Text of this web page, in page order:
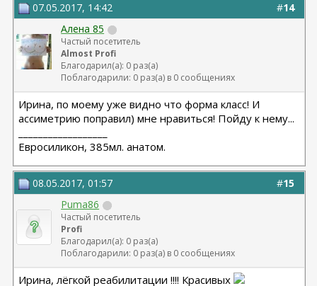
#14
07.05.2017, 14:42
Алена 85
Частый посетитель
Almost Profi
Благодарил(а): 0 раз(а)
Поблагодарили: 0 раз(а) в 0 сообщениях
Ирина, по моему уже видно что форма класс! И
ассиметрию поправил) мне нравиться! Пойду к нему...
Евросиликон, 385мл. анатом.
#15
08.05.2017, 01:57
Puma86
Частый посетитель
Profi
Благодарил(а): 0 раз(а)
Поблагодарили: 0 раз(а) в 0 сообщениях
Ирина, лёгкой реабилитации !!!! Красивых